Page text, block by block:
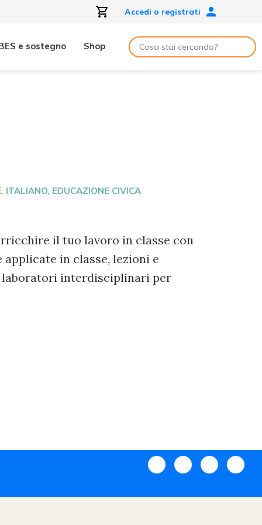
Accedi o registrati
e sostegno Shop
, ITALIANO, EDUCAZIONE CIVICA
il tuo lavoro in classe con
in classe, lezioni e
interdisciplinari per